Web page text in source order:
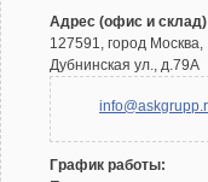
Адрес (офис и
127591, город Москва,
Дубнинская ул., д.79А
График работы: